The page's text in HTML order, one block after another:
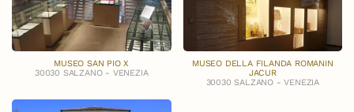
MUSEO SAN PIO X
30030 SALZANO - VENEZIA
MUSEO DELLA FILANDA ROMANIN
JACUR
30030 SALZANO - VENEZIA